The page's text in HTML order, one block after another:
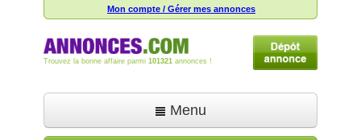
Mon compte / Gérer mes annonces
Trouvez la bonne affaire parmi 101321 annonces !
Menu